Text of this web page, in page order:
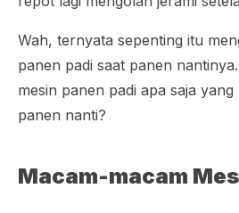
Wah, ternyata sepenting itu
panen padi saat panen
mesin panen padi apa saja
panen nanti?
Macam-macam